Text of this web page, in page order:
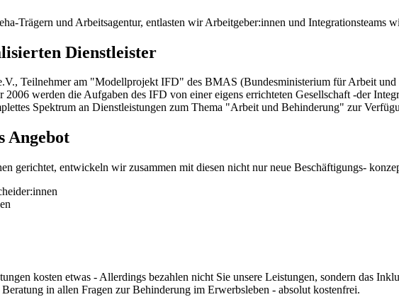
Trägern und Arbeitsagentur, entlasten wir Arbeitgeber:innen und Integrationsteams
Dienstleister
Teilnehmer am "Modellprojekt IFD" des BMAS (Bundesministerium für Arbeit
2006 werden die Aufgaben des IFD von einer eigens errichteten Gesellschaft -der
Spektrum an Dienstleistungen zum Thema "Arbeit und Behinderung" zur
Angebot
gerichtet, entwickeln wir zusammen mit diesen nicht nur neue Beschäftigungs-
kosten etwas - Allerdings bezahlen nicht Sie unsere Leistungen, sondern das
in allen Fragen zur Behinderung im Erwerbsleben - absolut kostenfrei.